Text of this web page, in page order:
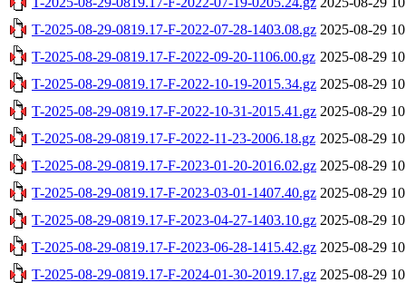
T-2025-08-29-0819.17-F-2022-07-28-1403.08.gz 2025-08-29
T-2025-08-29-0819.17-F-2022-09-20-1106.00.gz 2025-08-29
T-2025-08-29-0819.17-F-2022-10-19-2015.34.gz 2025-08-29
T-2025-08-29-0819.17-F-2022-10-31-2015.41.gz 2025-08-29
T-2025-08-29-0819.17-F-2022-11-23-2006.18.gz 2025-08-29
T-2025-08-29-0819.17-F-2023-01-20-2016.02.gz 2025-08-29
T-2025-08-29-0819.17-F-2023-03-01-1407.40.gz 2025-08-29
T-2025-08-29-0819.17-F-2023-04-27-1403.10.gz 2025-08-29
T-2025-08-29-0819.17-F-2023-06-28-1415.42.gz 2025-08-29
T-2025-08-29-0819.17-F-2024-01-30-2019.17.gz 2025-08-29